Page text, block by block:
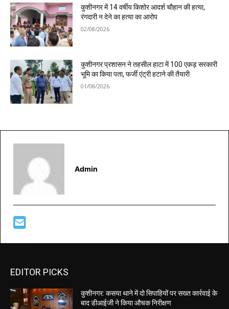
कुशीनगर में 14 वर्षीय किशोर आदर्श चौहान की हत्या,
रंगदारी न देने का हत्या का आरोप
02/08/2026
कुशीनगर प्रशासन ने तहसील हाटा में 100 एकड़ सरकारी
भूमि का किया पता, फर्जी एंट्री हटाने की तैयारी
01/08/2026
Admin
EDITOR PICKS
कुशीनगर: कसया थाने में दो सिपाहियों पर सख्त कार्रवाई के
बाद डीआईजी ने किया औचक निरीक्षण